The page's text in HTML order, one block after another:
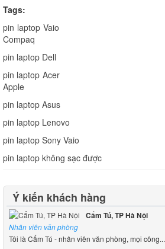
Tags:
pin laptop Vaio
Compaq
pin laptop Dell
pin laptop Acer
Apple
pin laptop Asus
pin laptop Lenovo
pin laptop Sony Vaio
pin laptop không sạc được
Ý kiến khách hàng
Cẩm Tú, TP Hà Nội
Nhân viên văn phòng
Tôi là Cẩm Tú - nhân viên văn phòng, mọi công...